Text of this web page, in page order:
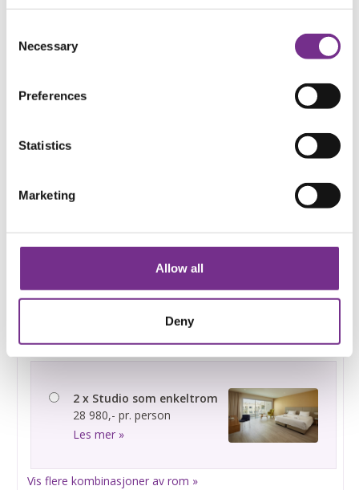
Selection
Necessary
Preferences
Statistics
Marketing
Allow all
Deny
Les mer »
1 x Leilighet med separat
soverom
26 980,- pr. person
2 x Studio som enkeltrom
28 980,- pr. person
Les mer »
Vis flere kombinasjoner av rom »